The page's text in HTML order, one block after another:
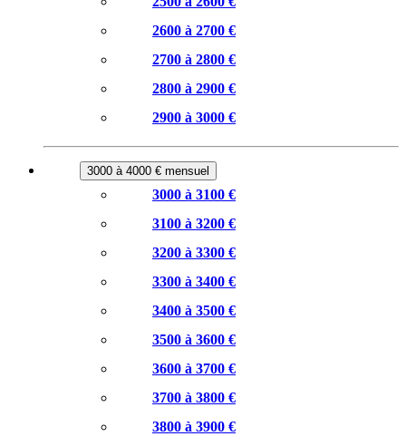
2600 à 2700 €
2700 à 2800 €
2800 à 2900 €
2900 à 3000 €
3000 à 4000 € mensuel
3000 à 3100 €
3100 à 3200 €
3200 à 3300 €
3300 à 3400 €
3400 à 3500 €
3500 à 3600 €
3600 à 3700 €
3700 à 3800 €
3800 à 3900 €